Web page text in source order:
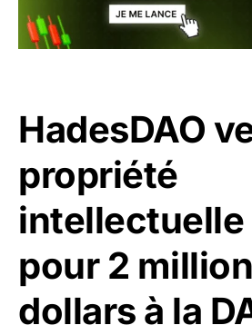
HadesDAO
propriété
intellectuelle
pour 2
dollars à la